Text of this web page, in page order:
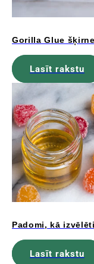
Gorilla Glue
Lasīt rakstu
Padomi, kā
Lasīt rakstu